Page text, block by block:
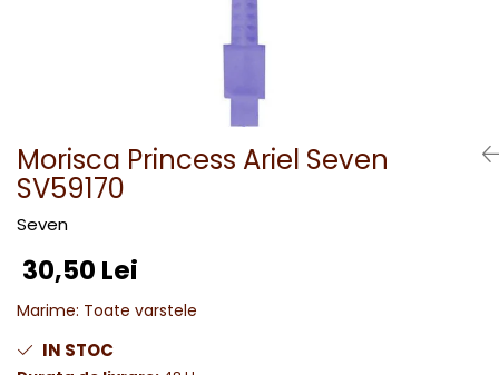
Morisca Princess Ariel Seven
SV59170
Seven
30,50 Lei
Marime: Toate varstele
IN STOC